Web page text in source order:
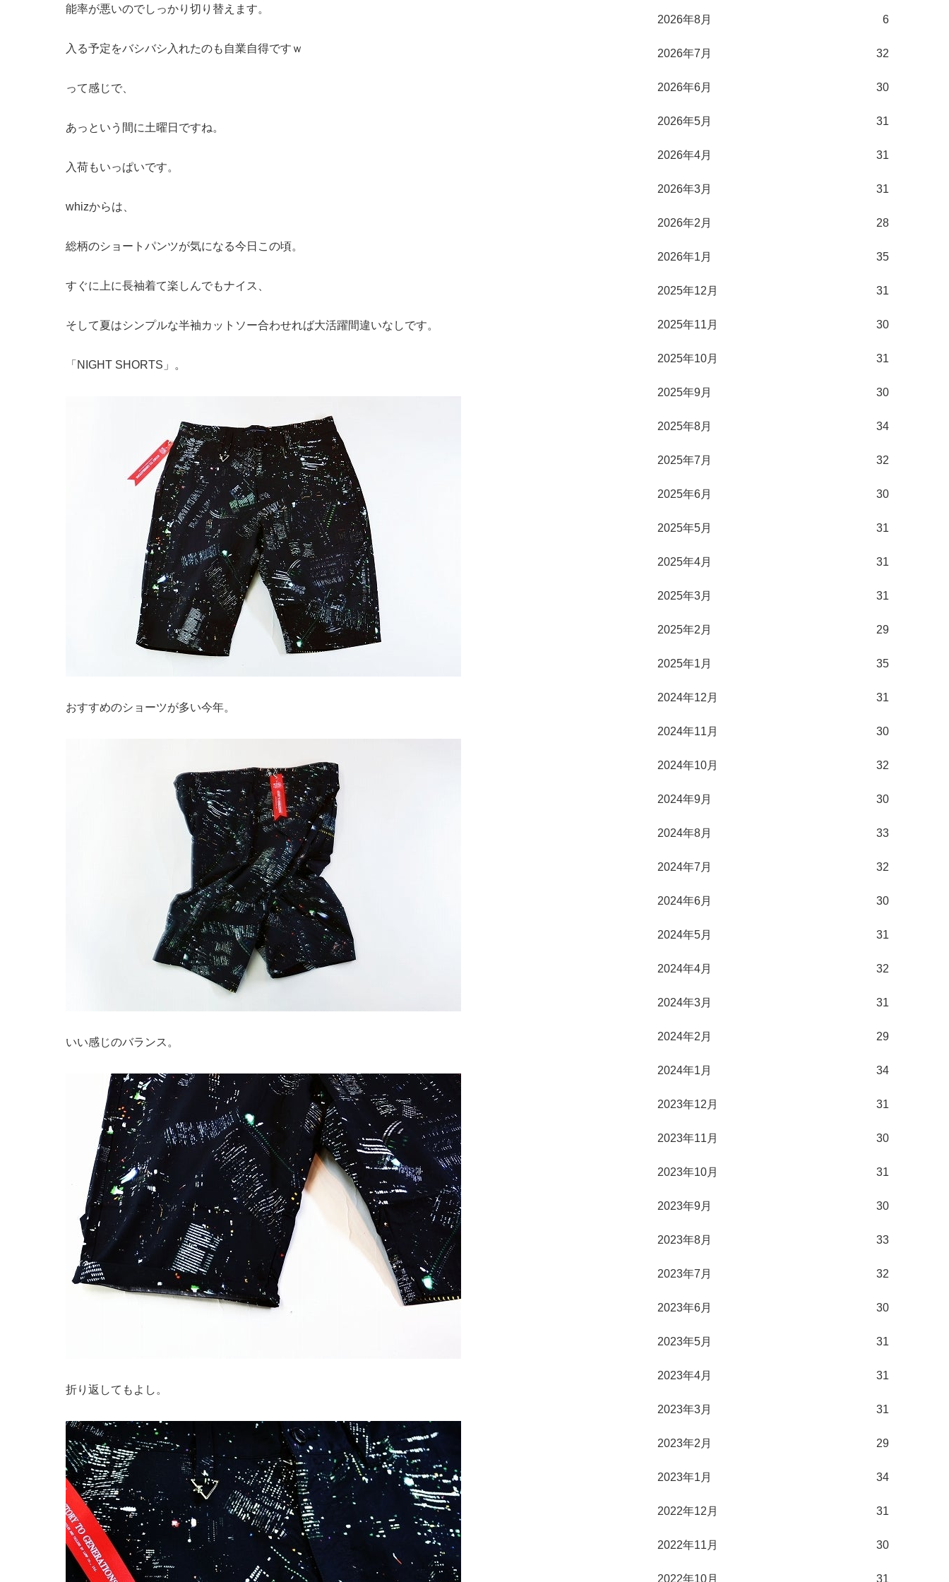
能率が悪いのでしっかり切り替えます。
入る予定をバシバシ入れたのも自業自得ですｗ
って感じで、
あっという間に土曜日ですね。
入荷もいっぱいです。
whizからは、
総柄のショートパンツが気になる今日この頃。
すぐに上に長袖着て楽しんでもナイス、
そして夏はシンプルな半袖カットソー合わせれば大活躍間違いなしです。
「NIGHT SHORTS」。
おすすめのショーツが多い今年。
いい感じのバランス。
折り返してもよし。
2026年8月 6
2026年7月 32
2026年6月 30
2026年5月 31
2026年4月 31
2026年3月 31
2026年2月 28
2026年1月 35
2025年12月 31
2025年11月 30
2025年10月 31
2025年9月 30
2025年8月 34
2025年7月 32
2025年6月 30
2025年5月 31
2025年4月 31
2025年3月 31
2025年2月 29
2025年1月 35
2024年12月 31
2024年11月 30
2024年10月 32
2024年9月 30
2024年8月 33
2024年7月 32
2024年6月 30
2024年5月 31
2024年4月 32
2024年3月 31
2024年2月 29
2024年1月 34
2023年12月 31
2023年11月 30
2023年10月 31
2023年9月 30
2023年8月 33
2023年7月 32
2023年6月 30
2023年5月 31
2023年4月 31
2023年3月 31
2023年2月 29
2023年1月 34
2022年12月 31
2022年11月 30
2022年10月 31